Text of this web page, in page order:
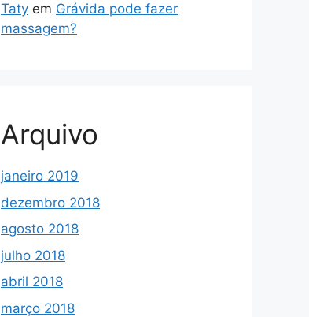
Taty em Grávida pode fazer
massagem?
Arquivo
janeiro 2019
dezembro 2018
agosto 2018
julho 2018
abril 2018
março 2018